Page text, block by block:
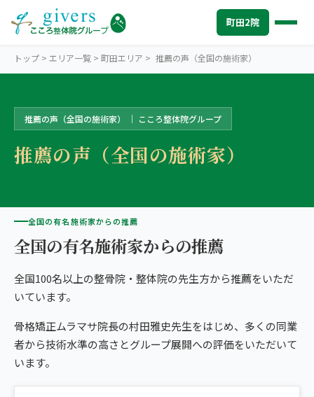
町田2院
MACHIDA 町田エリアトップ
STORES 町田2院から探す
ココロカラダメディカル整体院 町田院
2院の比較・選び方
腰痛
頭痛・偏頭痛
ぎっくり腰
INFO 町田エリアの情報
初めての方へ
料金
よくある質問
TRUST 信頼の根拠
お客様の声
メディア掲載
ABOUT US
研究・論文
町田2院から予約する
トップ > エリア一覧 > 町田エリア > 推薦の声（全国の施術家）
推薦の声（全国の施術家） ｜ こころ整体院グループ
推薦の声（全国の施術家）
全国の有名施術家からの推薦
全国の有名施術家からの推薦
全国100名以上の整骨院・整体院の先生方から推薦をいただ
いています。
骨格矯正ムラマサ院長の村田雅史先生をはじめ、多くの同業
者から技術水準の高さとグループ展開への評価をいただいて
います。